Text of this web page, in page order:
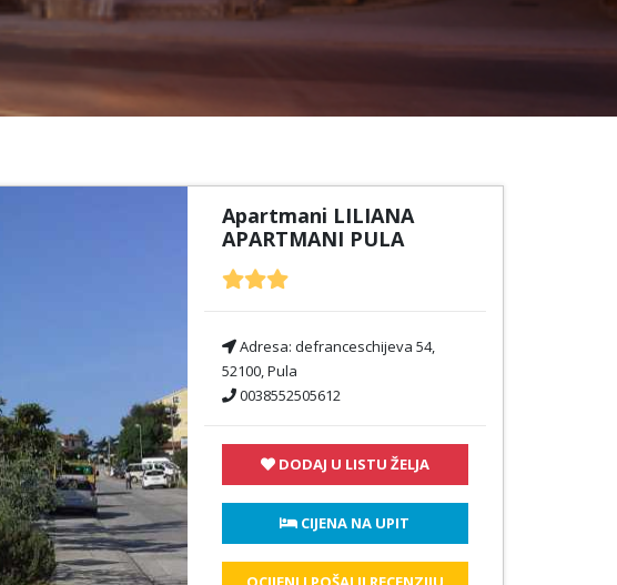
Apartmani LILIANA
APARTMANI PULA
Adresa: defranceschijeva 54,
52100, Pula
0038552505612
DODAJ U LISTU ŽELJA
CIJENA NA UPIT